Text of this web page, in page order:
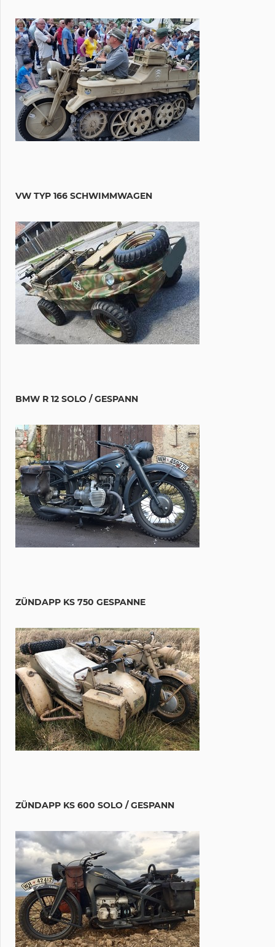
VW TYP 166 SCHWIMMWAGEN
BMW R 12 SOLO / GESPANN
ZÜNDAPP KS 750 GESPANNE
ZÜNDAPP KS 600 SOLO / GESPANN